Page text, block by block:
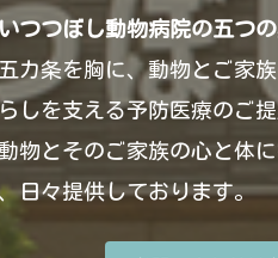
つつぼし動物病院の五つ
カ条を胸に、動物とご家
しを支える予防医療のご
物とそのご家族の心と体
日々提供しております。